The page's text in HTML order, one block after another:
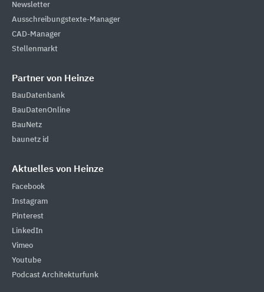
Newsletter
Ausschreibungstexte-Manager
CAD-Manager
Stellenmarkt
Partner von Heinze
BauDatenbank
BauDatenOnline
BauNetz
baunetz id
Aktuelles von Heinze
Facebook
Instagram
Pinterest
LinkedIn
Vimeo
Youtube
Podcast Architekturfunk